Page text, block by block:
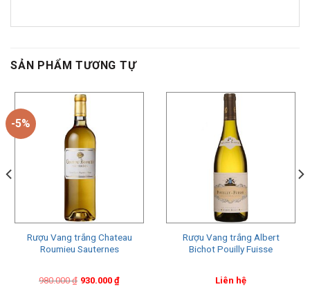
SẢN PHẨM TƯƠNG TỰ
-5%
Rượu Vang trắng Chateau
Roumieu Sauternes
980.000₫
Original
930.000 ₫
Current
Rượu Vang trắng Albert
Bichot Pouilly Fuisse
Liên hệ